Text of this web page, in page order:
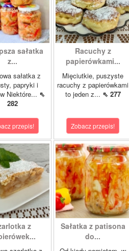
sałatka
z...
sałatka z
papryki i
Niektóre... ⇖
282
przepis!
Racuchy z
papierówkami...
Mięciutkie, puszyste
racuchy z papierówkami
to jeden z... ⇖ 277
Zobacz przepis!
z
Sałatka z patisona
do...